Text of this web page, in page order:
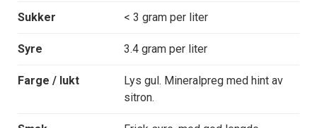
Sukker < 3 gram per liter
Syre 3.4 gram per liter
Farge / lukt
Lys gul. Mineralpreg med hint av
sitron.